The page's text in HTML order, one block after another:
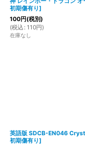
初期傷有り]
100円(税別)
(税込 : 110円)
在庫なし
英語版 SDCB-EN046
初期傷有り]